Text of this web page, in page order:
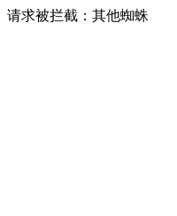
请求被拦截：其他蜘蛛